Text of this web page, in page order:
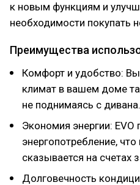
к новым функциям и
необходимости покупать
Преимущества
Комфорт и удобство:
климат в вашем доме
не поднимаясь с дивана.
Экономия энергии: EVO
энергопотребление,
сказывается на счетах
Долговечность